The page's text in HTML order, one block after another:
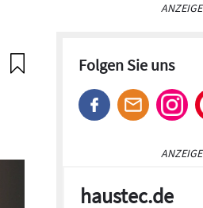
ANZEIGE
Folgen Sie uns
ANZEIGE
haustec.de